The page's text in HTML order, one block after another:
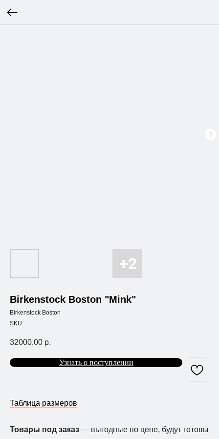
Birkenstock Boston "Mink"
Birkenstock Boston
SKU:
32000,00 р.
Узнать о поступлении
Таблица размеров
Товары под заказ — выгодные по цене, будут готовы